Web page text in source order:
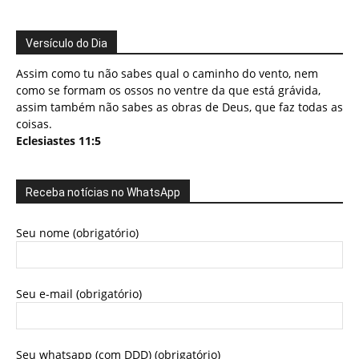
Versículo do Dia
Assim como tu não sabes qual o caminho do vento, nem
como se formam os ossos no ventre da que está grávida,
assim também não sabes as obras de Deus, que faz todas as
coisas.
Eclesiastes 11:5
Receba notícias no WhatsApp
Seu nome (obrigatório)
Seu e-mail (obrigatório)
Seu whatsapp (com DDD) (obrigatório)